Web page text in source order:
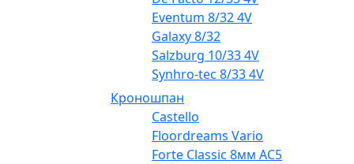
Eventum 8/32 4V
Galaxy 8/32
Salzburg 10/33 4V
Synhro-tec 8/33 4V
Кроношпан
Castello
Floordreams Vario
Forte Classic 8мм AC5